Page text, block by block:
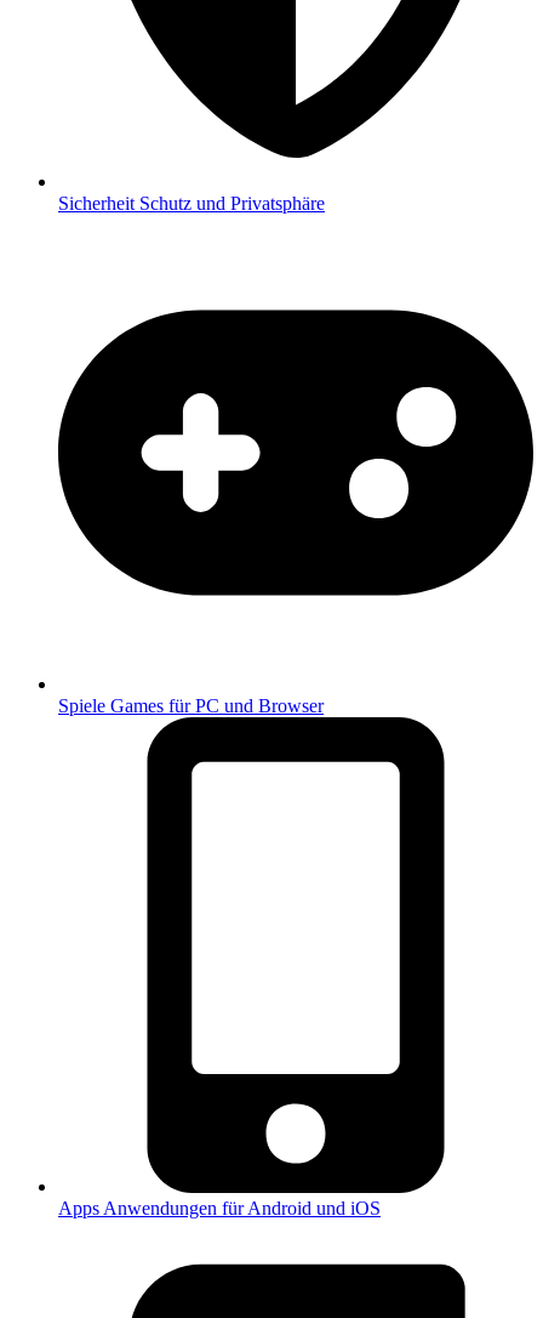
Sicherheit Schutz und Privatsphäre
Spiele Games für PC und Browser
Apps Anwendungen für Android und iOS